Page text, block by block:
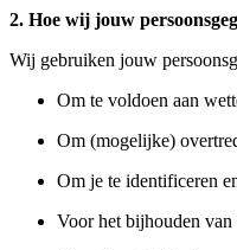
2. Hoe wij jouw
Wij gebruiken jouw
Om te voldoen aan
Om (mogelijke)
Om je te identificeren
Voor het bijhouden van